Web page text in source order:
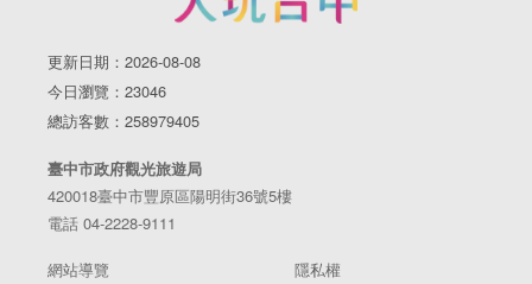
更新日期：2026-08-08
今日瀏覽：23046
總訪客數：258979405
臺中市政府觀光旅遊局
420018臺中市豐原區陽明街36號5樓
電話 04-2228-9111
網站導覽
隱私權